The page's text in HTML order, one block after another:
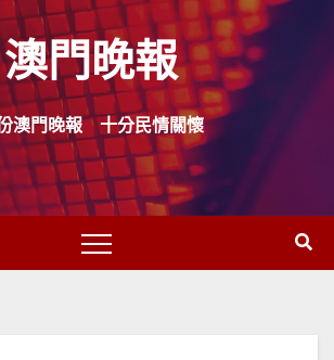
澳門晚報
澳門晚報 十分民情關懷